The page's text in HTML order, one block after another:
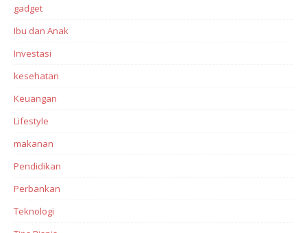
gadget
Ibu dan Anak
Investasi‎
kesehatan
Keuangan
Lifestyle
makanan
Pendidikan
Perbankan‎
Teknologi